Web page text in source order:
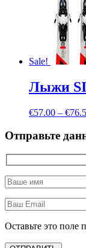
Sale!
Лыжи
€57.00 – €
Отправьте
Оставьте это поле